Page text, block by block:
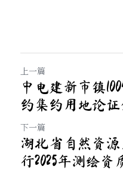
上一篇
中电建新市镇
约集约用地论
下一篇
湖北省自然资
行2025年测绘